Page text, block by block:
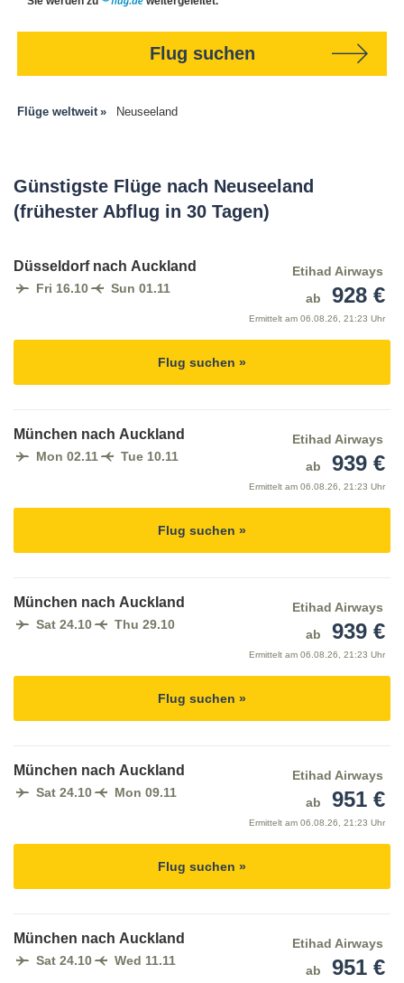
Flug suchen
Flüge weltweit Neuseeland
Günstigste Flüge nach Neuseeland
(frühester Abflug in 30 Tagen)
Düsseldorf nach Auckland
Fri 16.10 Sun 01.11
Etihad Airways
ab
928 €
Ermittelt am 06.08.26, 21:23 Uhr
Flug suchen »
München nach Auckland
Mon 02.11 Tue 10.11
Etihad Airways
ab
939 €
Ermittelt am 06.08.26, 21:23 Uhr
Flug suchen »
München nach Auckland
Sat 24.10 Thu 29.10
Etihad Airways
ab
939 €
Ermittelt am 06.08.26, 21:23 Uhr
Flug suchen »
München nach Auckland
Sat 24.10 Mon 09.11
Etihad Airways
ab
951 €
Ermittelt am 06.08.26, 21:23 Uhr
Flug suchen »
München nach Auckland
Sat 24.10 Wed 11.11
Etihad Airways
ab
951 €